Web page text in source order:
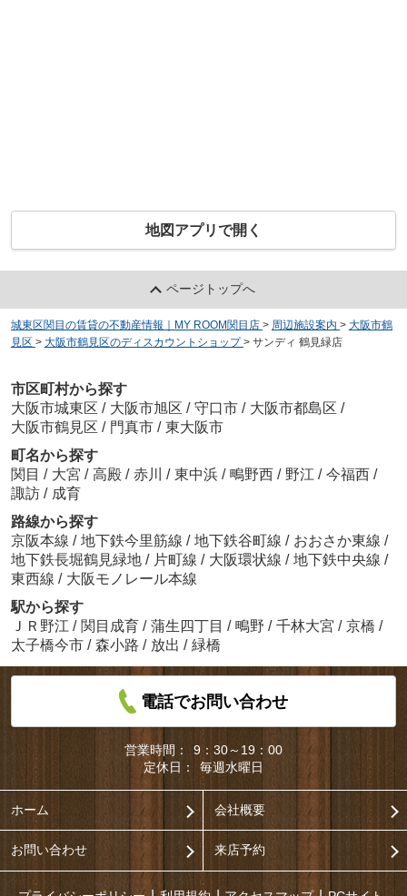
地図アプリで開く
ページトップへ
城東区関目の賃貸の不動産情報｜MY ROOM関目店 > 周辺施設案内 > 大阪市鶴
見区 > 大阪市鶴見区のディスカウントショップ > サンディ 鶴見緑店
市区町村から探す
大阪市城東区 / 大阪市旭区 / 守口市 / 大阪市都島区 /
大阪市鶴見区 / 門真市 / 東大阪市
町名から探す
関目 / 大宮 / 高殿 / 赤川 / 東中浜 / 鴫野西 / 野江 / 今福西 /
諏訪 / 成育
路線から探す
京阪本線 / 地下鉄今里筋線 / 地下鉄谷町線 / おおさか東線 /
地下鉄長堀鶴見緑地 / 片町線 / 大阪環状線 / 地下鉄中央線 /
東西線 / 大阪モノレール本線
駅から探す
ＪＲ野江 / 関目成育 / 蒲生四丁目 / 鴫野 / 千林大宮 / 京橋 /
太子橋今市 / 森小路 / 放出 / 緑橋
電話でお問い合わせ
営業時間：
9：30～19：00
定休日：
毎週水曜日
ホーム 会社概要
お問い合わせ 来店予約